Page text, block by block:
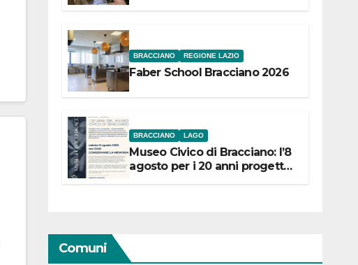
BRACCIANO REGIONE LAZIO
Faber School Bracciano 2026
BRACCIANO LAGO
Museo Civico di Bracciano: l’8
agosto per i 20 anni progetto
Comuni